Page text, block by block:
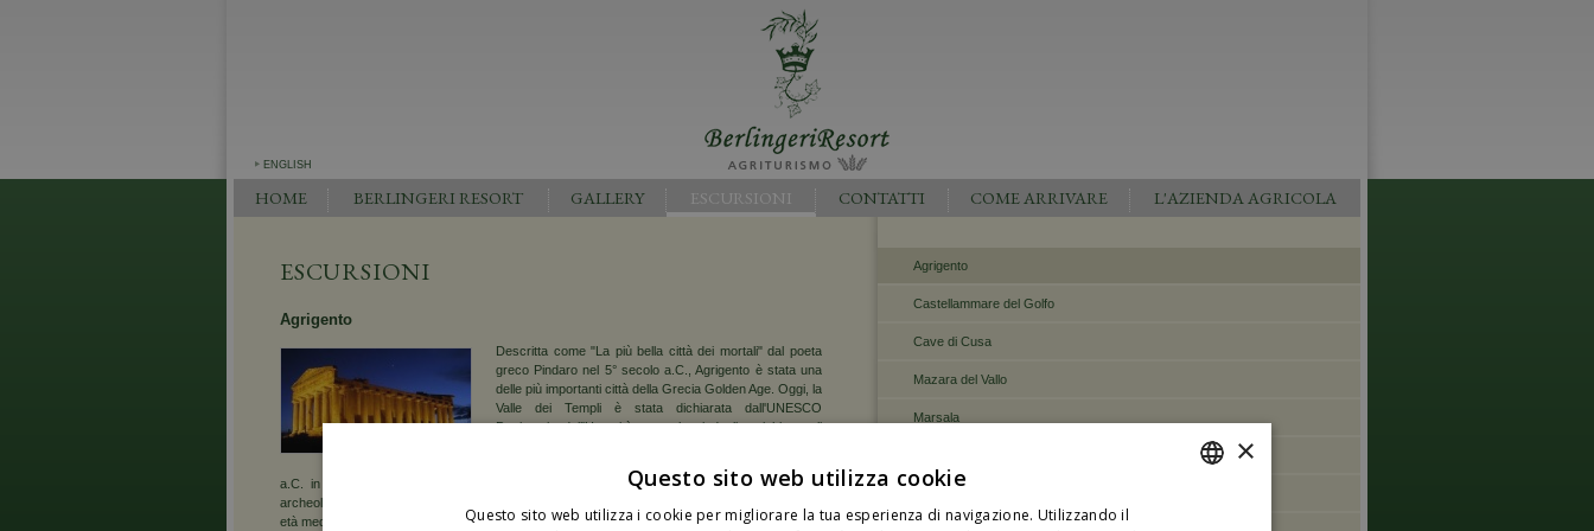
ENGLISH
HOME BERLINGERI RESORT GALLERY ESCURSIONI CONTATTI COME ARRIVARE L'AZIENDA AGRICOLA
ESCURSIONI
Agrigento
Descritta come "La più bella città dei mortali" dal poeta
greco Pindaro nel 5° secolo a.C., Agrigento è stata una
delle più importanti città della Grecia Golden Age. Oggi, la
Valle dei Templi è stata dichiarata dall'UNESCO
Patrimonio dell'Umanità, con alcuni degli antichi templi
a.C. in onor e della Dea Concordia, che è simile nell’architettura al Partenone. Il museo
archeologico di Agrigento ha numerosi reperti affascinanti e la città stessa ha alcune piazze di
età medievale.
Agrigento
Castellammare del Golfo
Cave di Cusa
Mazara del Vallo
Marsala
×
Questo sito web utilizza cookie
Questo sito web utilizza i cookie per migliorare la tua esperienza di navigazione. Utilizzando il